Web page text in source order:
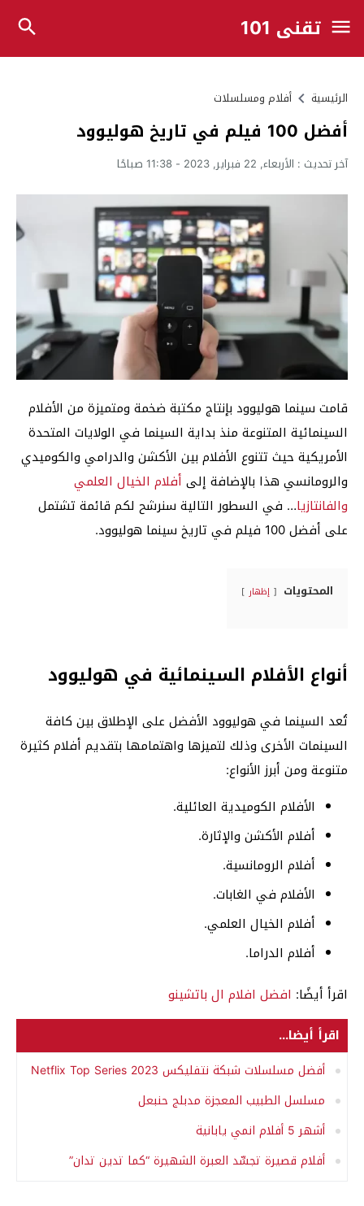
تقني 101
الرئيسية أفلام ومسلسلات
أفضل 100 فيلم في تاريخ هوليوود
آخر تحديث : الأربعاء, 22 فبراير, 2023 - 11:38 صباحًا
قامت سينما هوليوود بإنتاج مكتبة ضخمة ومتميزة من الأفلام
السينمائية المتنوعة منذ بداية السينما في الولايات المتحدة
الأمريكية حيث تتنوع الأفلام بين الأكشن والدرامي والكوميدي
والرومانسي هذا بالإضافة إلى أفلام الخيال العلمي
والفانتازيا… في السطور التالية سنرشح لكم قائمة تشتمل
على أفضل 100 فيلم في تاريخ سينما هوليوود.
المحتويات إظهار
أنواع الأفلام السينمائية في هوليوود
تُعد السينما في هوليوود الأفضل على الإطلاق بين كافة
السينمات الأخرى وذلك لتميزها واهتمامها بتقديم أفلام كثيرة
متنوعة ومن أبرز الأنواع:
الأفلام الكوميدية العائلية.
أفلام الأكشن والإثارة.
أفلام الرومانسية.
الأفلام في الغابات.
أفلام الخيال العلمي.
أفلام الدراما.
اقرأ أيضًا: افضل افلام ال باتشينو
اقرأ أيضا...
أفضل مسلسلات شبكة نتفليكس Netflix Top Series 2023
مسلسل الطبيب المعجزة مدبلج حنبعل
أشهر 5 أفلام انمي يابانية
أفلام قصيرة تجسِّد العبرة الشهيرة “كما تدين تدان”